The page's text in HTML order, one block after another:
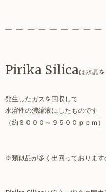
Pirika Silicaは水晶
発生したガスを回収して
水溶性の濃縮液にしたものです
（約８０００～９５００ｐｐｍ）
※類似品が多く出回っております